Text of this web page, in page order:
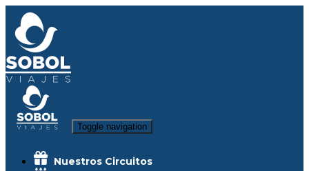
Toggle navigation
Nuestros Circuitos